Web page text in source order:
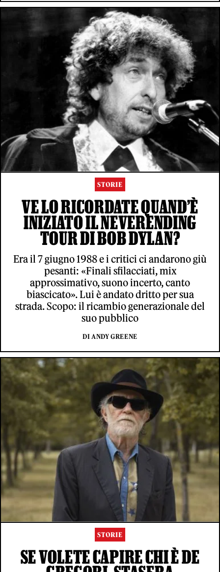
STORIE
VE LO RICORDATE QUAND’È
INIZIATO IL NEVERENDING
TOUR DI BOB DYLAN?
Era il 7 giugno 1988 e i critici ci andarono giù
pesanti: «Finali sfilacciati, mix
approssimativo, suono incerto, canto
biascicato». Lui è andato dritto per sua
strada. Scopo: il ricambio generazionale del
suo pubblico
DI ANDY GREENE
STORIE
SE VOLETE CAPIRE CHI È DE